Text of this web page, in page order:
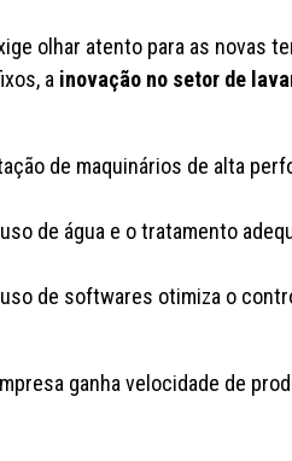
olhar atento para as novas
a inovação no setor de
de maquinários de alta
de água e o tratamento
de softwares otimiza o
ganha velocidade de